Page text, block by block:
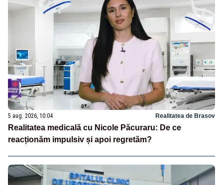
5 aug. 2026, 10:04 Realitatea de Brasov
Realitatea medicală cu Nicole Păcuraru: De ce
reacționăm impulsiv și apoi regretăm?